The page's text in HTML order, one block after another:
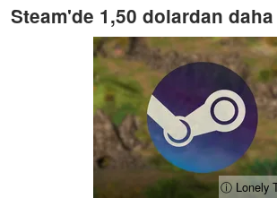
Steam'de 1,50 dolardan
ⓘ Lonely